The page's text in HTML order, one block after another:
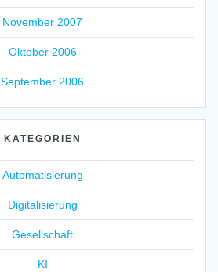
November 2007
Oktober 2006
September 2006
KATEGORIEN
Automatisierung
Digitalisierung
Gesellschaft
KI